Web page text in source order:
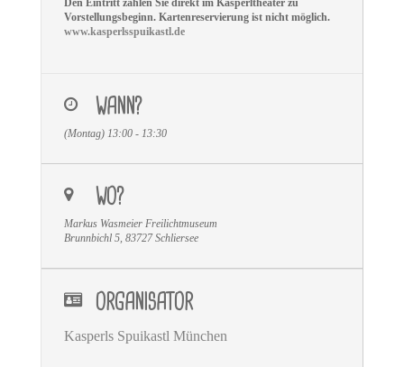
Den Eintritt zahlen Sie direkt im Kasperltheater zu
Vorstellungsbeginn. Kartenreservierung ist nicht möglich.
www.kasperlsspuikastl.de
WANN?
(Montag) 13:00 - 13:30
WO?
Markus Wasmeier Freilichtmuseum
Brunnbichl 5, 83727 Schliersee
ORGANISATOR
Kasperls Spuikastl München